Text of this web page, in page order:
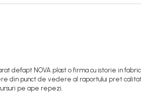
defapt NOVA plast o firma cu istorie in
din punct de vedere al raportului pret
pe ape repezi.